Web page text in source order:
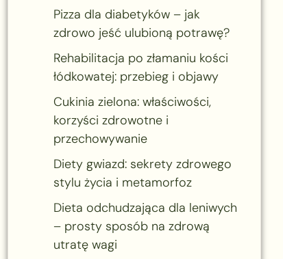
Pizza dla diabetyków – jak
zdrowo jeść ulubioną potrawę?
Rehabilitacja po złamaniu kości
łódkowatej: przebieg i objawy
Cukinia zielona: właściwości,
korzyści zdrowotne i
przechowywanie
Diety gwiazd: sekrety zdrowego
stylu życia i metamorfoz
Dieta odchudzająca dla leniwych
– prosty sposób na zdrową
utratę wagi